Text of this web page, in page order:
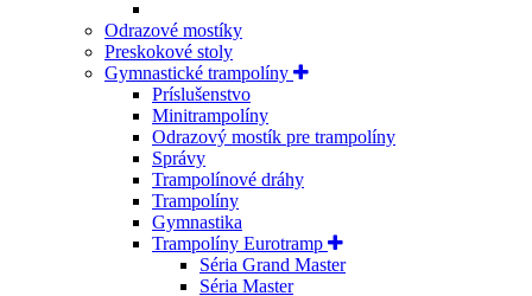
Odrazové mostíky
Preskokové stoly
Gymnastické trampolíny
Príslušenstvo
Minitrampolíny
Odrazový mostík pre trampolíny
Správy
Trampolínové dráhy
Trampolíny
Gymnastika
Trampolíny Eurotramp
Séria Grand Master
Séria Master